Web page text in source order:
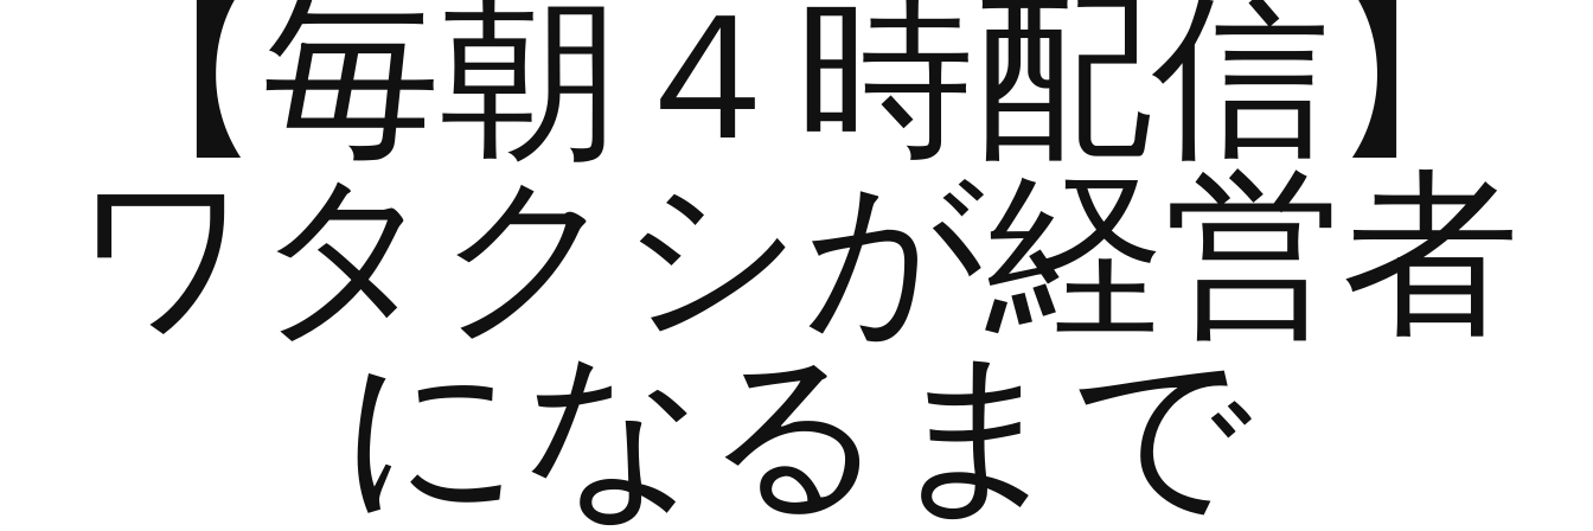
【毎朝４時配信】
ワタクシが経営者
になるまで